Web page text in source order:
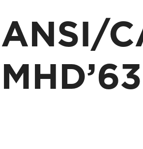
ANSI/